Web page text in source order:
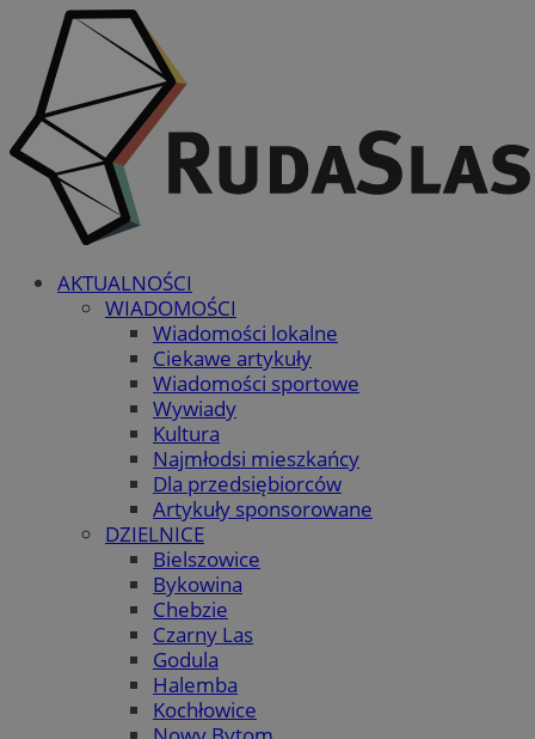
AKTUALNOŚCI
WIADOMOŚCI
Wiadomości lokalne
Ciekawe artykuły
Wiadomości sportowe
Wywiady
Kultura
Najmłodsi mieszkańcy
Dla przedsiębiorców
Artykuły sponsorowane
DZIELNICE
Bielszowice
Bykowina
Chebzie
Czarny Las
Godula
Halemba
Kochłowice